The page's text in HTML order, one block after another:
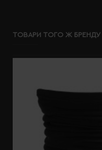
ТОВАРИ ТОГО Ж БРЕНДУ